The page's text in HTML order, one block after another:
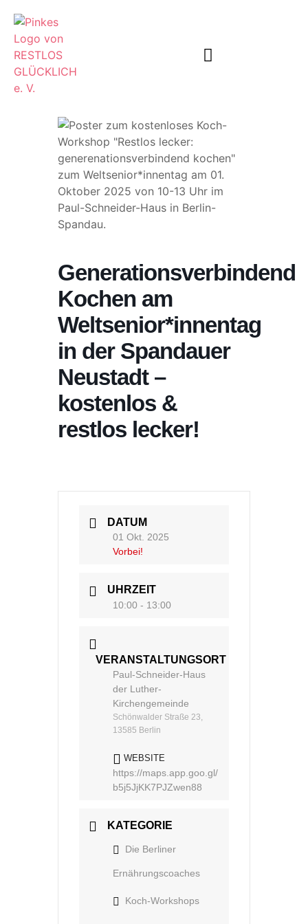
Generationsverbindend
Kochen am
Weltsenior*innentag
in der Spandauer
Neustadt –
kostenlos &
restlos lecker!
DATUM
01 Okt. 2025
Vorbei!
UHRZEIT
10:00 - 13:00
VERANSTALTUNGSORT
Paul-Schneider-Haus
der Luther-
Kirchengemeinde
Schönwalder Straße 23,
13585 Berlin
WEBSITE
https://maps.app.goo.gl/
b5j5JjKK7PJZwen88
KATEGORIE
Die Berliner
Ernährungscoaches
Koch-Workshops